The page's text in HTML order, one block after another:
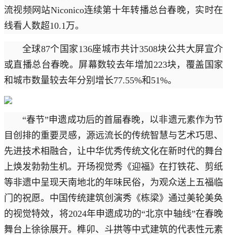
流视频网站Niconico连续第十年转播总台春晚，实时在
线看人数超10.1万。
全球87个国家136座城市共计3508块公共大屏宣介
或直播总台春晚。屏幕数较去年增加223块，覆盖国家
和城市数量较去年分别增长77.55%和51%。
“春节”申遗成功后的首届春晚，以非遗元素作为节
目创排的重要灵感，源远流长的传统智慧与艺术巧思、
先进技术相融合，让中华优秀传统文化在新时代的舞台
上焕发勃勃生机。开场视觉秀《迎福》在打铁花、剪纸
等非遗中呈现天南地北的年味民俗，为观众送上五福临
门的祝愿。中国传统建筑创演秀《栋梁》通过美轮美奂
的视觉特效，将2024年申遗成功的“北京中轴线”在春晚
舞台上徐徐展开。榫卯、斗拱等中式建筑的代表性元素